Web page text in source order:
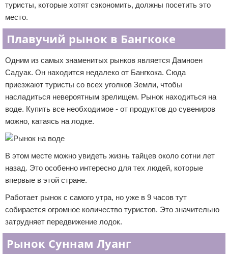
туристы, которые хотят сэкономить, должны посетить это
место.
Плавучий рынок в Бангкоке
Одним из самых знаменитых рынков является Дамноен
Садуак. Он находится недалеко от Бангкока. Сюда
приезжают туристы со всех уголков Земли, чтобы
насладиться невероятным зрелищем. Рынок находиться на
воде. Купить все необходимое - от продуктов до сувениров
можно, катаясь на лодке.
В этом месте можно увидеть жизнь тайцев около сотни лет
назад. Это особенно интересно для тех людей, которые
впервые в этой стране.
Работает рынок с самого утра, но уже в 9 часов тут
собирается огромное количество туристов. Это значительно
затрудняет передвижение лодок.
Рынок Суннам Луанг